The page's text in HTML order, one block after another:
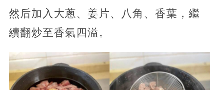
然后加入大蔥、姜片、八角、香葉，繼
續翻炒至香氣四溢。